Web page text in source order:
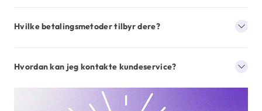
Hvilke betalingsmetoder tilbyr dere?
Hvordan kan jeg kontakte kundeservice?